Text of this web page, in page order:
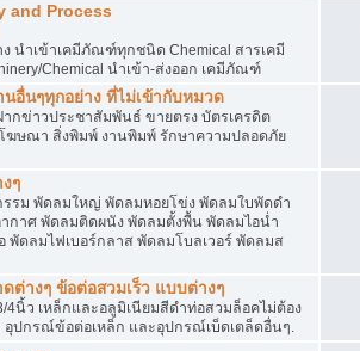
and Process
นำเข้าเคมีภัณฑ์ทุกชนิด Chemical สารเคมี
Chemical นำเข้า-ส่งออก เคมีภัณฑ์
อื่นๆทุกอย่าง ที่ไม่เข้ากับหมวด
กข่าวประชาสัมพันธ์ ขายตรง บัตรเครดิต
ษณา สิ่งพิมพ์ งานพิมพ์ รักษาความปลอดภัย
ๆ
รม พัดลมใหญ่ พัดลมหอยโข่ง พัดลมใบพัดดำ
กาศ พัดลมติดผนัง พัดลมตั้งพื้น พัดลมไอน่ำ
ดลมไฟเบอร์กลาส พัดลมโบลเวอร์ พัดลมส
ต่างๆ ข้อต่อสวมเร็ว แบบต่างๆ
4นิ้ว เหล็กและอลูมิเนียมสีดำท่อสวมล็อคไม่ต้อง
ปกรณ์ข้อต่อเหล็ก และอุปกรณ์เบ็ดเตล็ดอื่นๆ.